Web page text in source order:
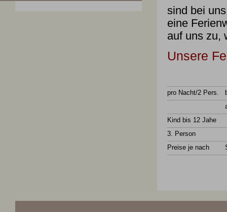
sind bei
eine
auf uns zu,
Unsere
pro Nacht/2 Pers.
Kind bis 12 Jahe
3. Person
Preise je nach